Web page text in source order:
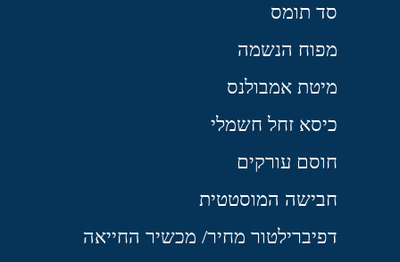
סד תומס
מפוח הנשמה
מיטת אמבולנס
כיסא זחל חשמלי
חוסם עורקים
חבישה המוסטטית
דפיברילטור מחיר/ מכשיר החייאה